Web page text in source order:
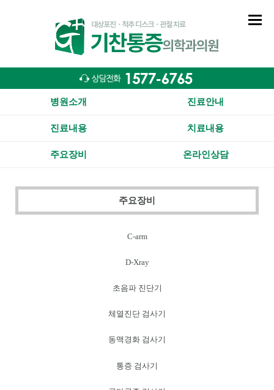
병원소개 진료안내
진료내용 치료내용
주요장비 온라인상담
주요장비
C-arm
D-Xray
초음파 진단기
체열진단 검사기
동맥경화 검사기
통증 검사기